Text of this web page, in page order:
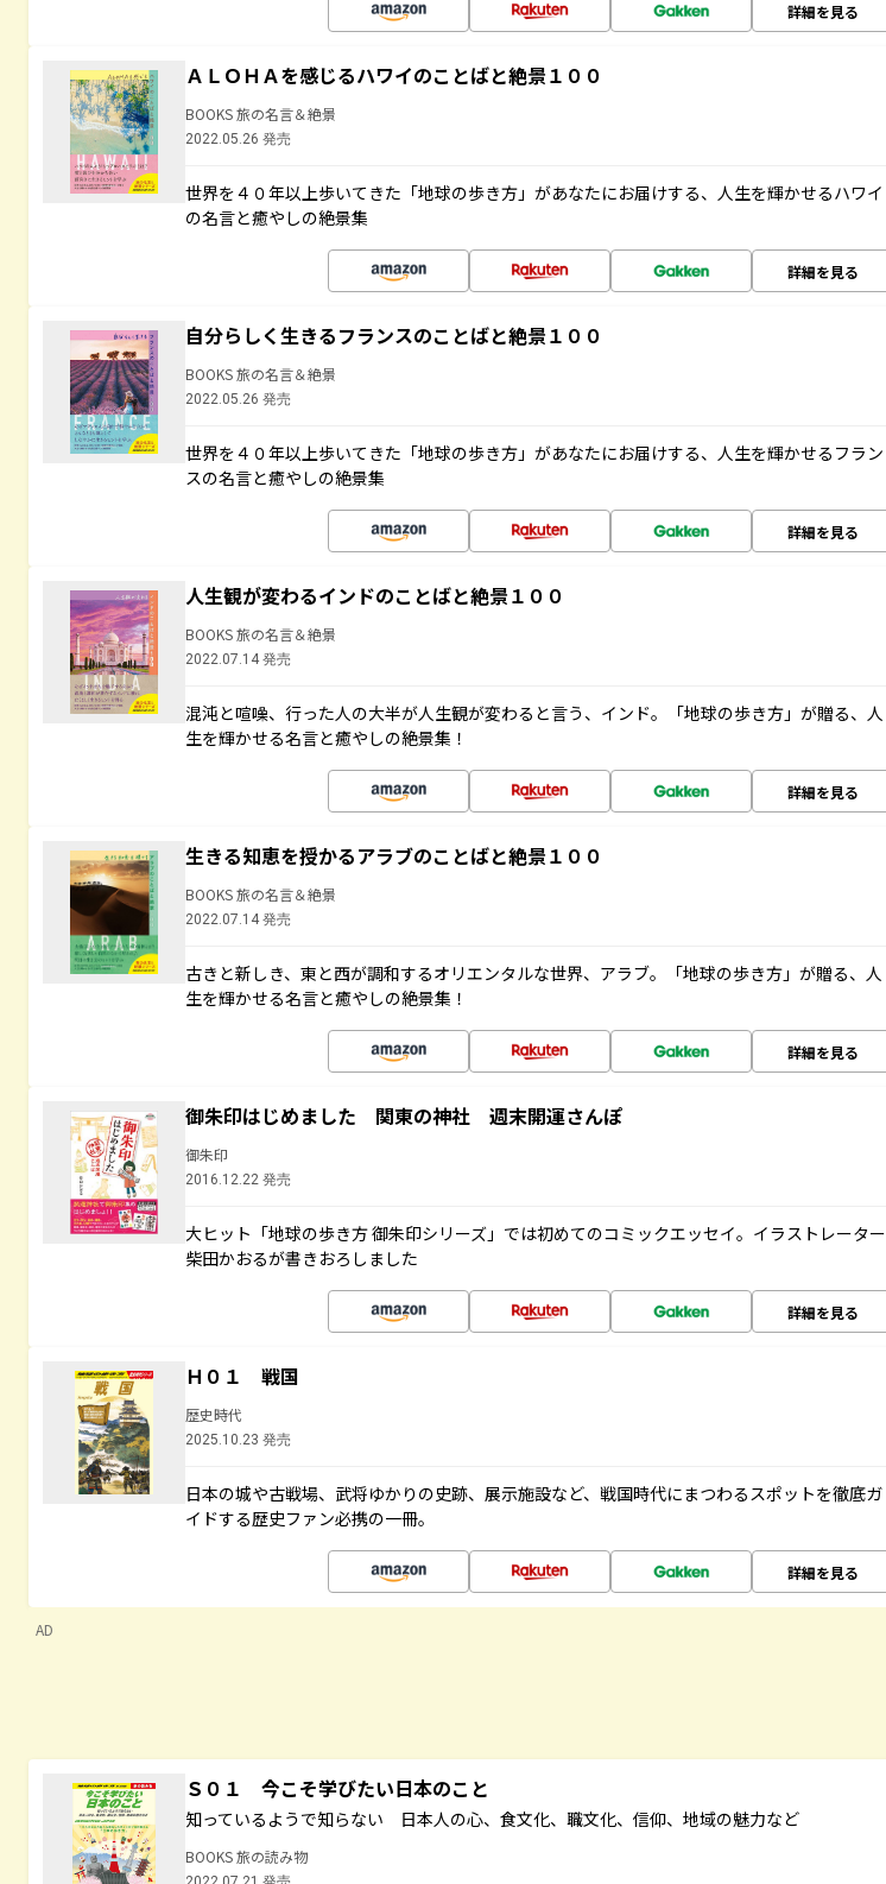
詳細を見る
ＡＬＯＨＡを感じるハワイのことばと絶景１００
BOOKS 旅の名言＆絶景
2022.05.26 発売
世界を４０年以上歩いてきた「地球の歩き方」があなたにお届けする、人生を輝かせるハワイ
の名言と癒やしの絶景集
詳細を見る
自分らしく生きるフランスのことばと絶景１００
BOOKS 旅の名言＆絶景
2022.05.26 発売
世界を４０年以上歩いてきた「地球の歩き方」があなたにお届けする、人生を輝かせるフラン
スの名言と癒やしの絶景集
詳細を見る
人生観が変わるインドのことばと絶景１００
BOOKS 旅の名言＆絶景
2022.07.14 発売
混沌と喧噪、行った人の大半が人生観が変わると言う、インド。「地球の歩き方」が贈る、人
生を輝かせる名言と癒やしの絶景集！
詳細を見る
生きる知恵を授かるアラブのことばと絶景１００
BOOKS 旅の名言＆絶景
2022.07.14 発売
古きと新しき、東と西が調和するオリエンタルな世界、アラブ。「地球の歩き方」が贈る、人
生を輝かせる名言と癒やしの絶景集！
詳細を見る
御朱印はじめました 関東の神社 週末開運さんぽ
御朱印
2016.12.22 発売
大ヒット「地球の歩き方 御朱印シリーズ」では初めてのコミックエッセイ。イラストレーター
柴田かおるが書きおろしました
詳細を見る
Ｈ０１ 戦国
歴史時代
2025.10.23 発売
日本の城や古戦場、武将ゆかりの史跡、展示施設など、戦国時代にまつわるスポットを徹底ガ
イドする歴史ファン必携の一冊。
詳細を見る
AD
Ｓ０１ 今こそ学びたい日本のこと
知っているようで知らない 日本人の心、食文化、職文化、信仰、地域の魅力など
BOOKS 旅の読み物